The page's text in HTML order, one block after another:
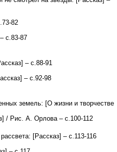
82
с.83-87
– с.88-91
– с.92-98
земель: [О жизни и творчестве
/ Рис. А. Орлова – с.100-112
[Рассказ] – с.113-116